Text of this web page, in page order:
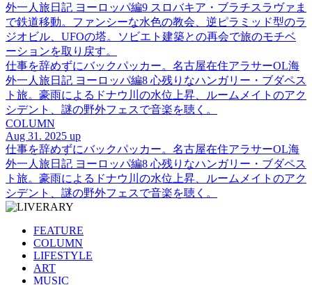
外一人旅日記 ヨーロッパ編9 スロバキア・ブラチスラヴァま
で鉄道移動。ファンシーな水色の教会、逆ピラミッド型のラ
ジオビル、UFOの塔。ソビエト建築との再会で旅のモチベ
ーションを取り戻す。
仕事を辞めずにバックパッカー。名古屋在住アラサーOL海
外一人旅日記 ヨーロッパ編8 心残りなハンガリー・ブダペス
ト旅。豪雨によるドナウ川の水位上昇、ルームメイトのアク
シデント、謎の野外フェスで音楽を聴く。
COLUMN
Aug 31. 2025 up
仕事を辞めずにバックパッカー。名古屋在住アラサーOL海
外一人旅日記 ヨーロッパ編8 心残りなハンガリー・ブダペス
ト旅。豪雨によるドナウ川の水位上昇、ルームメイトのアク
シデント、謎の野外フェスで音楽を聴く。
FEATURE
COLUMN
LIFESTYLE
ART
MUSIC